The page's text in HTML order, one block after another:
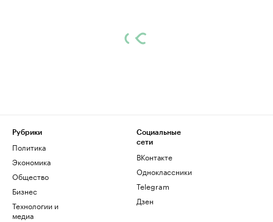
Рубрики
Политика
Экономика
Общество
Бизнес
Технологии и
медиа
Социальные
сети
ВКонтакте
Одноклассники
Telegram
Дзен